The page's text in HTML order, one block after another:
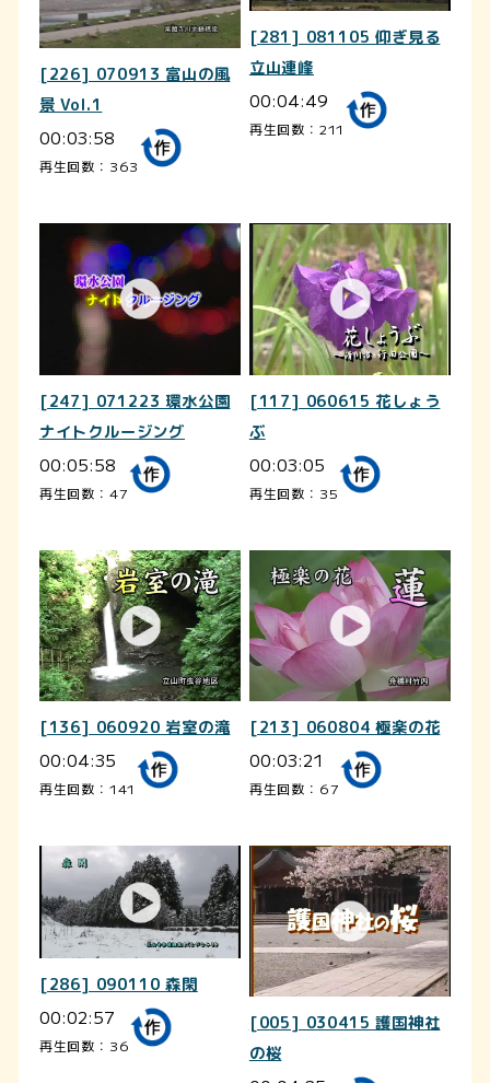
[226] 070913 富山の風
景 Vol.1
00:03:58
再生回数：363
[281] 081105 仰ぎ見る
立山連峰
00:04:49
再生回数：211
[247] 071223 環水公園
ナイトクルージング
00:05:58
再生回数：47
[117] 060615 花しょう
ぶ
00:03:05
再生回数：35
[136] 060920 岩室の滝
00:04:35
再生回数：141
[213] 060804 極楽の花
00:03:21
再生回数：67
[286] 090110 森閑
00:02:57
再生回数：36
[005] 030415 護国神社
の桜